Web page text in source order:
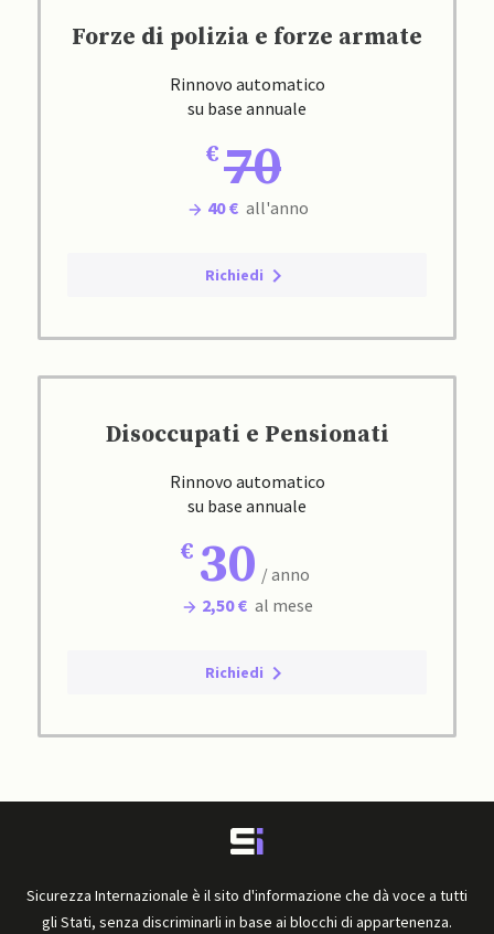
Forze di polizia e forze armate
Rinnovo automatico
su base annuale
70
40 € all'anno
Richiedi
Disoccupati e Pensionati
Rinnovo automatico
su base annuale
30 / anno
2,50 € al mese
Richiedi
Sicurezza Internazionale è il sito d'informazione che dà voce a tutti
gli Stati, senza discriminarli in base ai blocchi di appartenenza.